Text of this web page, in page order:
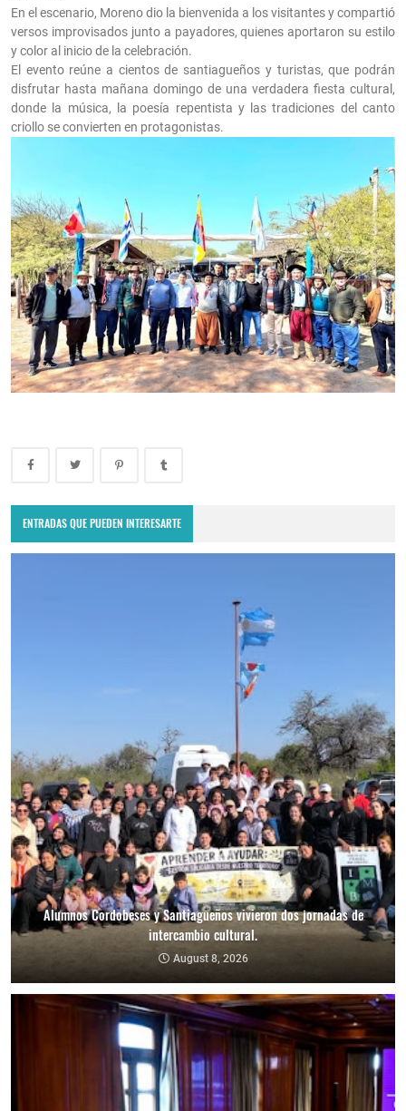
En el escenario, Moreno dio la bienvenida a los visitantes y compartió
versos improvisados junto a payadores, quienes aportaron su estilo
y color al inicio de la celebración.
El evento reúne a cientos de santiagueños y turistas, que podrán
disfrutar hasta mañana domingo de una verdadera fiesta cultural,
donde la música, la poesía repentista y las tradiciones del canto
criollo se convierten en protagonistas.
ENTRADAS QUE PUEDEN INTERESARTE
Alumnos Cordobeses y Santiagueños vivieron dos jornadas de
intercambio cultural.
August 8, 2026